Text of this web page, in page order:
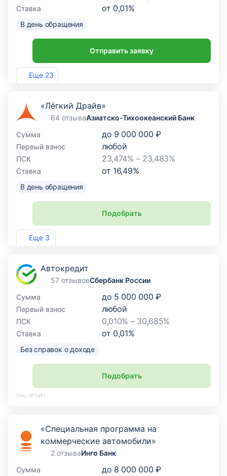
Еще 23
Ставка от 0,01%
В день обращения
Отправить заявку
Лиц. №963
Еще 3
«Лёгкий Драйв»
64 отзываАзиатско-Тихоокеанский Банк
Сумма
до 9 000 000 ₽
Первый взнос любой
ПСК 23,474% – 23,483%
Ставка от 16,49%
В день обращения
Подобрать
Лиц. №1810
Автокредит
57 отзывовСбербанк России
Сумма
до 5 000 000 ₽
Первый взнос любой
ПСК 0,010% – 30,685%
Ставка от 0,01%
Без справок о доходе
Подобрать
Лиц. №1481
«Специальная программа на
коммерческие автомобили»
2 отзываИнго Банк
Сумма
до 8 000 000 ₽